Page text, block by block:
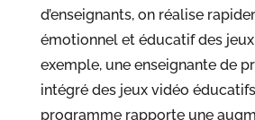
d’enseignants, on réalise
émotionnel et éducatif des
exemple, une enseignante de
intégré des jeux vidéo
programme rapporte une